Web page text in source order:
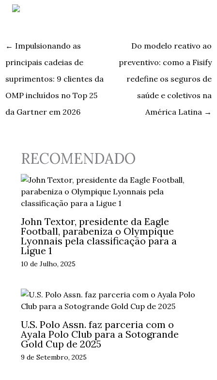
← Impulsionando as
principais cadeias de
suprimentos: 9 clientes da
OMP incluídos no Top 25
da Gartner em 2026
Do modelo reativo ao
preventivo: como a Fisify
redefine os seguros de
saúde e coletivos na
América Latina →
RECOMENDADO
John Textor, presidente da Eagle
Football, parabeniza o Olympique
Lyonnais pela classificação para a
Ligue 1
10 de Julho, 2025
U.S. Polo Assn. faz parceria com o
Ayala Polo Club para a Sotogrande
Gold Cup de 2025
9 de Setembro, 2025